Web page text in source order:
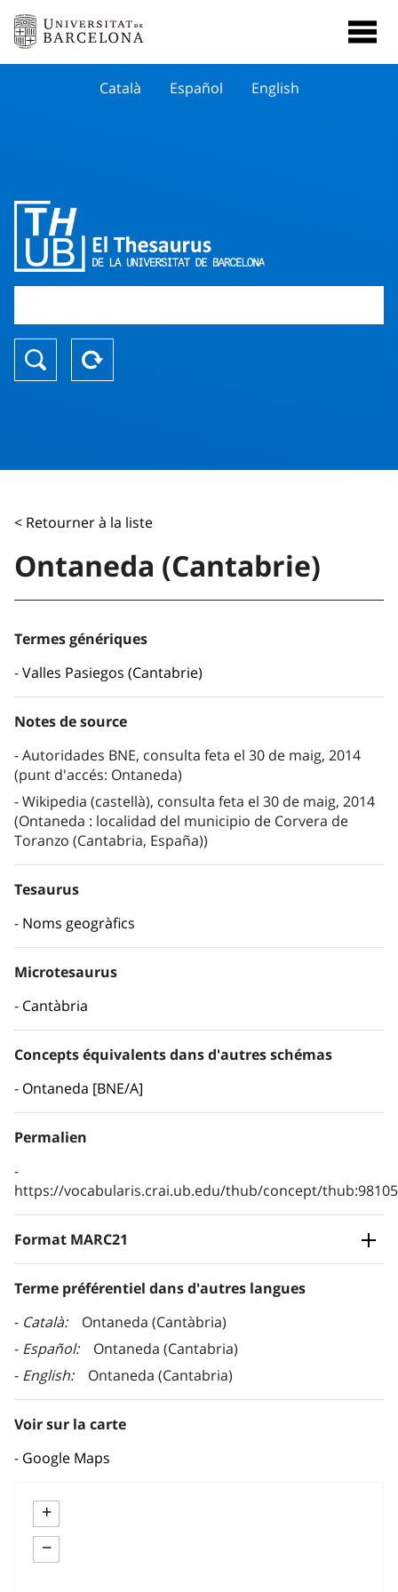
Català Español English
< Retourner à la liste
Ontaneda (Cantabrie)
Termes génériques
Valles Pasiegos (Cantabrie)
Notes de source
Autoridades BNE, consulta feta el 30 de maig, 2014
(punt d'accés: Ontaneda)
Wikipedia (castellà), consulta feta el 30 de maig, 2014
(Ontaneda : localidad del municipio de Corvera de
Toranzo (Cantabria, España))
Tesaurus
Noms geogràfics
Microtesaurus
Cantàbria
Concepts équivalents dans d'autres schémas
Ontaneda [BNE/A]
Permalien
https://vocabularis.crai.ub.edu/thub/concept/
Format MARC21
Terme préférentiel dans d'autres langues
Català
Ontaneda (Cantàbria)
Español
Ontaneda (Cantabria)
English
Ontaneda (Cantabria)
Voir sur la carte
Google Maps
+
−